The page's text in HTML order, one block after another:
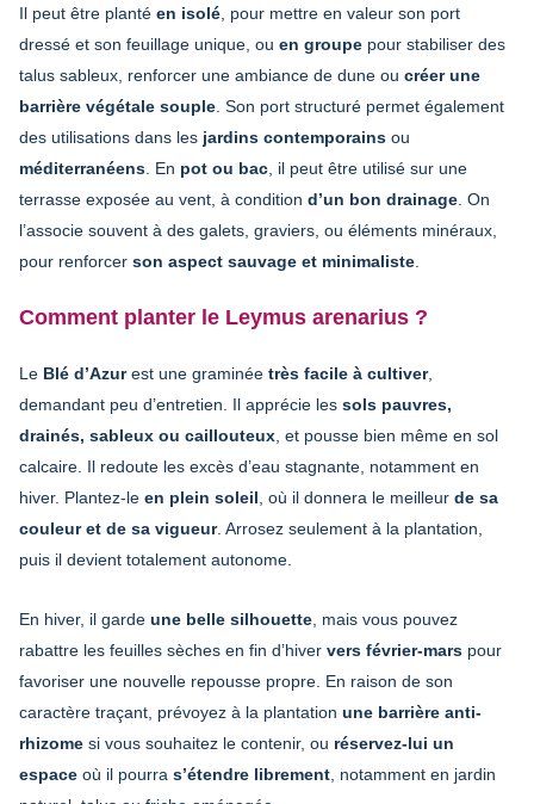
Il peut être planté en isolé , pour mettre en valeur son port
dressé et son feuillage unique, ou en groupe pour stabiliser des
talus sableux, renforcer une ambiance de dune ou créer une
barrière végétale souple . Son port structuré permet également
des utilisations dans les jardins contemporains ou
méditerranéens . En pot ou bac , il peut être utilisé sur une
terrasse exposée au vent, à condition d’un bon drainage . On
l’associe souvent à des galets, graviers, ou éléments minéraux,
pour renforcer son aspect sauvage et minimaliste
Comment planter le Leymus arenarius ?
Le Blé d’Azurest une graminée très facile à cultiver,
demandant peu d’entretien. Il apprécie les sols pauvres,
drainés, sableux ou caillouteux , et pousse bien même en sol
calcaire. Il redoute les excès d’eau stagnante, notamment en
hiver. Plantez-le en plein soleil , où il donnera le meilleur de sa
couleur et de sa vigueur. Arrosez seulement à la plantation,
puis il devient totalement autonome.
En hiver, il garde une belle silhouette , mais vous pouvez
rabattre les feuilles sèches en fin d’hiver vers février-mars pour
favoriser une nouvelle repousse propre. En raison de son
caractère traçant, prévoyez à la plantation une barrière anti-
rhizome si vous souhaitez le contenir, ou réservez-lui un
espace où il pourra s’étendre librement , notamment en jardin